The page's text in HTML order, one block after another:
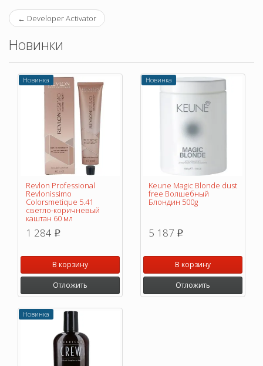
← Developer Activator
Новинки
Новинка
Revlon Professional
Revlonissimo
Colorsmetique 5.41
светло-коричневый
каштан 60 мл
1 284 p
В корзину
Отложить
Новинка
Keune Magic Blonde dust
free Волшебный
Блондин 500g
5 187 p
В корзину
Отложить
Новинка